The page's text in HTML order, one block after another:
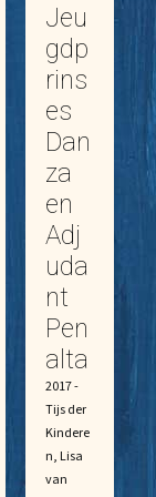
Jeu
gdp
rins
es
Dan
za
en
Adj
uda
nt
Pen
alta
2017 -
Tijs der
Kindere
n, Lisa
van